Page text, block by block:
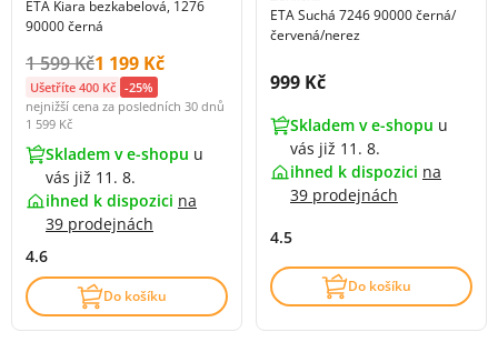
ETA Kiara bezkabelová, 1276
90000 černá
Původní cena s DPH:
1 599 KčCena s DPH:
1 199 Kč
Ušetříte 400 Kč -25%
nejnižší cena za posledních 30 dnů
1 599 Kč
Skladem v e-shopu u
vás již 11. 8.
ihned k dispozici na
39 prodejnách
4.6
Do košíku
ETA Suchá 7246 90000 černá/
červená/nerez
Cena s DPH:
999 Kč
Skladem v e-shopu u
vás již 11. 8.
ihned k dispozici na
39 prodejnách
4.5
Do košíku